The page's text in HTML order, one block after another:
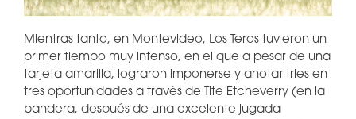
Mientras tanto, en Montevideo, Los Teros tuvieron un
primer tiempo muy intenso, en el que a pesar de una
tarjeta amarilla, lograron imponerse y anotar tries en
tres oportunidades a través de Tite Etcheverry (en la
bandera, después de una excelente jugada